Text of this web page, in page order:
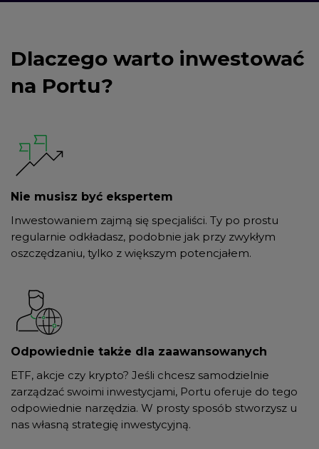
Dlaczego warto inwestować
na Portu?
Nie musisz być ekspertem
Inwestowaniem zajmą się specjaliści. Ty po prostu
regularnie odkładasz, podobnie jak przy zwykłym
oszczędzaniu, tylko z większym potencjałem.
Odpowiednie także dla zaawansowanych
ETF, akcje czy krypto? Jeśli chcesz samodzielnie
zarządzać swoimi inwestycjami, Portu oferuje do tego
odpowiednie narzędzia. W prosty sposób stworzysz u
nas własną strategię inwestycyjną.